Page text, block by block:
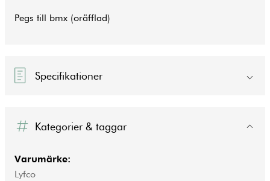
Pegs till bmx (oräfflad)
Specifikationer
Kategorier & taggar
Varumärke:
Lyfco